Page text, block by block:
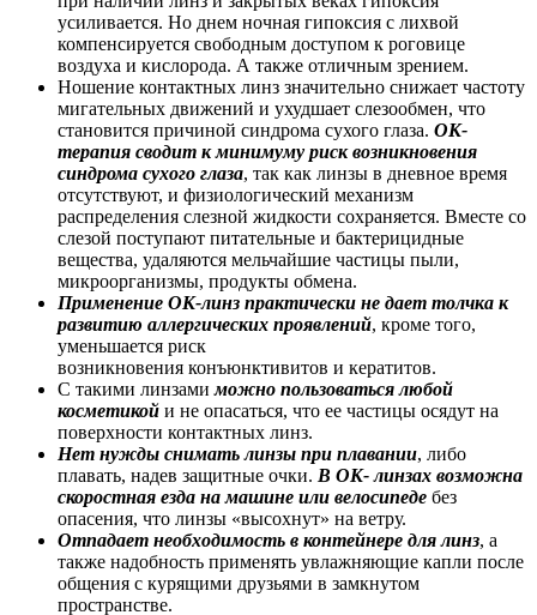
усиливается. Но днем ночная гипоксия с лихвой
компенсируется свободным доступом к роговице
воздуха и кислорода. А также отличным зрением.
Ношение контактных линз значительно снижает частоту
мигательных движений и ухудшает слезообмен, что
становится причиной синдрома сухого глаза. ОК-
терапия сводит к минимуму риск возникновения
синдрома сухого глаза, так как линзы в дневное время
отсутствуют, и физиологический механизм
распределения слезной жидкости сохраняется. Вместе со
слезой поступают питательные и бактерицидные
вещества, удаляются мельчайшие частицы пыли,
микроорганизмы, продукты обмена.
Применение ОК-линз практически не дает толчка к
развитию аллергических проявлений, кроме того,
уменьшается риск
возникновения конъюнктивитов и кератитов.
С такими линзамиможно пользоваться любой
косметикой и не опасаться, что ее частицы осядут на
поверхности контактных линз.
Нет нужды снимать линзы при плавании, либо
плавать, надев защитные очки. В ОК- линзах возможна
скоростная езда на машине или велосипеде без
опасения, что линзы «высохнут» на ветру.
Отпадает необходимость в контейнере для линз, а
также надобность применять увлажняющие капли после
общения с курящими друзьями в замкнутом
пространстве.